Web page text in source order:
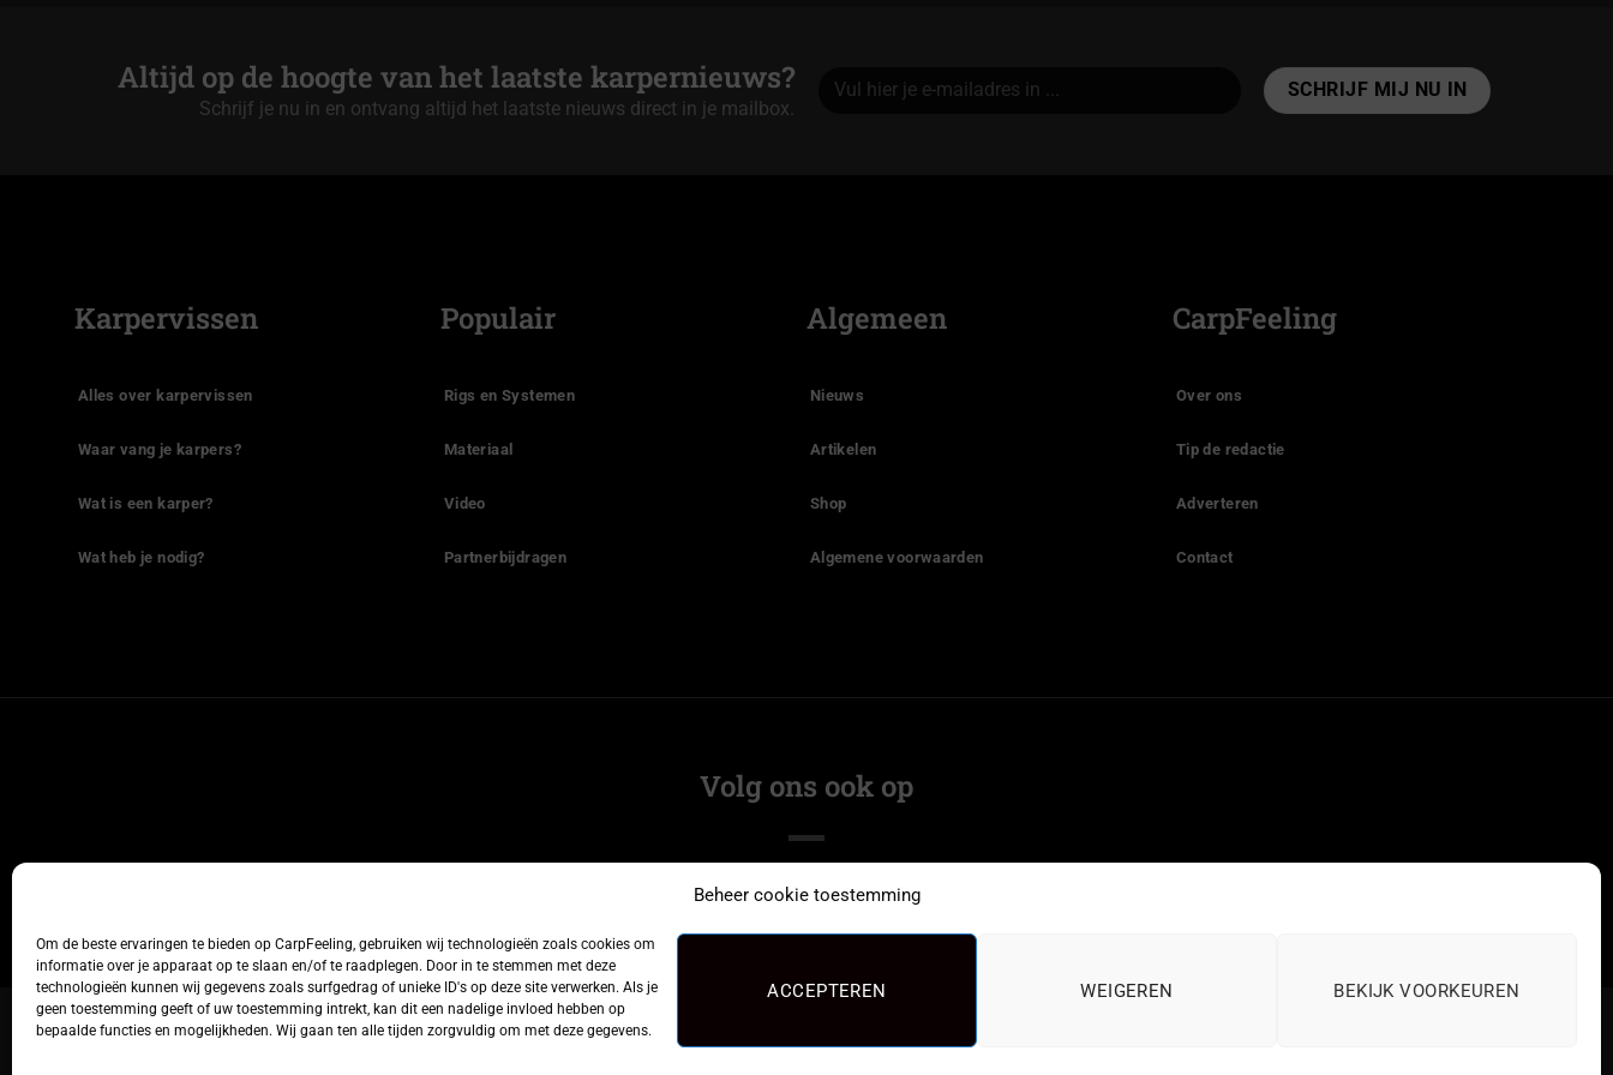
Beheer cookie toestemming
Om de beste ervaringen te bieden op CarpFeeling, gebruiken wij technologieën zoals cookies om
informatie over je apparaat op te slaan en/of te raadplegen. Door in te stemmen met deze
technologieën kunnen wij gegevens zoals surfgedrag of unieke ID's op deze site verwerken. Als je
geen toestemming geeft of uw toestemming intrekt, kan dit een nadelige invloed hebben op
bepaalde functies en mogelijkheden. Wij gaan ten alle tijden zorgvuldig om met deze gegevens.
ACCEPTEREN WEIGEREN BEKIJK VOORKEUREN
Altijd op de hoogte van het laatste karpernieuws?
Schrijf je nu in en ontvang altijd het laatste nieuws direct in je mailbox.
Karpervissen
Alles over karpervissen
Waar vang je karpers?
Wat is een karper?
Wat heb je nodig?
Populair
Rigs en Systemen
Materiaal
Video
Partnerbijdragen
Algemeen
Nieuws
Artikelen
Shop
Algemene voorwaarden
CarpFeeling
Over ons
Tip de redactie
Adverteren
Contact
Volg ons ook op